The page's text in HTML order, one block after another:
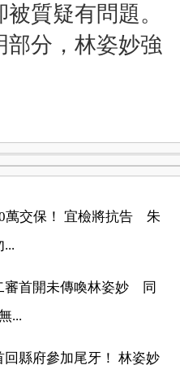
質疑有問題。
部分，林姿妙強
萬交保！ 宜檢將抗告 朱
...
審首開未傳喚林姿妙 同
...
回縣府參加尾牙！ 林姿妙